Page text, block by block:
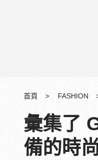
首頁 FASHION
彙集了
備的時